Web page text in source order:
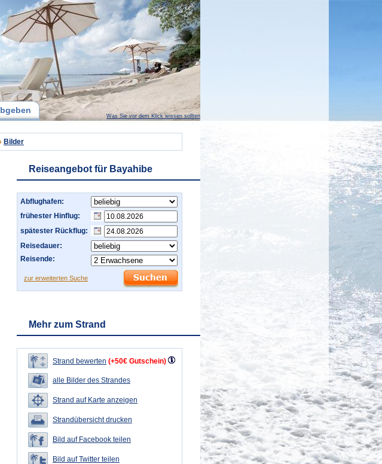
Was Sie vor dem Klick wissen sollten
Bilder
Reiseangebot für Bayahibe
Abflughafen:
frühester Hinflug:
spätester Rückflug:
Reisedauer:
Reisende:
zur erweiterten Suche
Mehr zum Strand
Strand bewerten (+50€ Gutschein)
alle Bilder des Strandes
Strand auf Karte anzeigen
Strandübersicht drucken
Bild auf Facebook teilen
Bild auf Twitter teilen